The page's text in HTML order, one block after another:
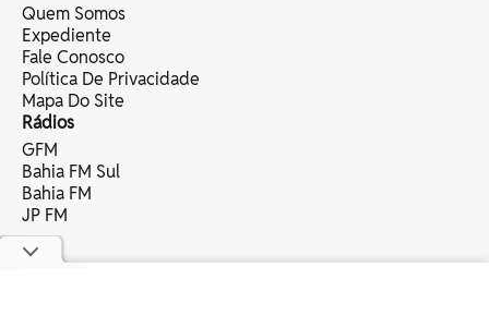
Quem Somos
Expediente
Fale Conosco
Política De Privacidade
Mapa Do Site
Rádios
GFM
Bahia FM Sul
Bahia FM
JP FM